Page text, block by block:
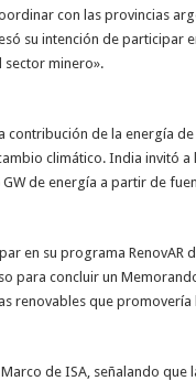
con las provincias
su intención de participar
sector minero».
contribución de la energía
climático. India invitó a
de energía a partir de
en su programa RenovAR
para concluir un
renovables que promovería
de ISA, señalando que